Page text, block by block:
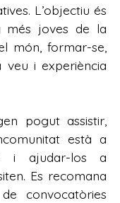
L’objectiu és
més joves de la
món, formar-se,
i experiència
pogut assistir,
està a
i ajudar-los a
Es recomana
convocatòries